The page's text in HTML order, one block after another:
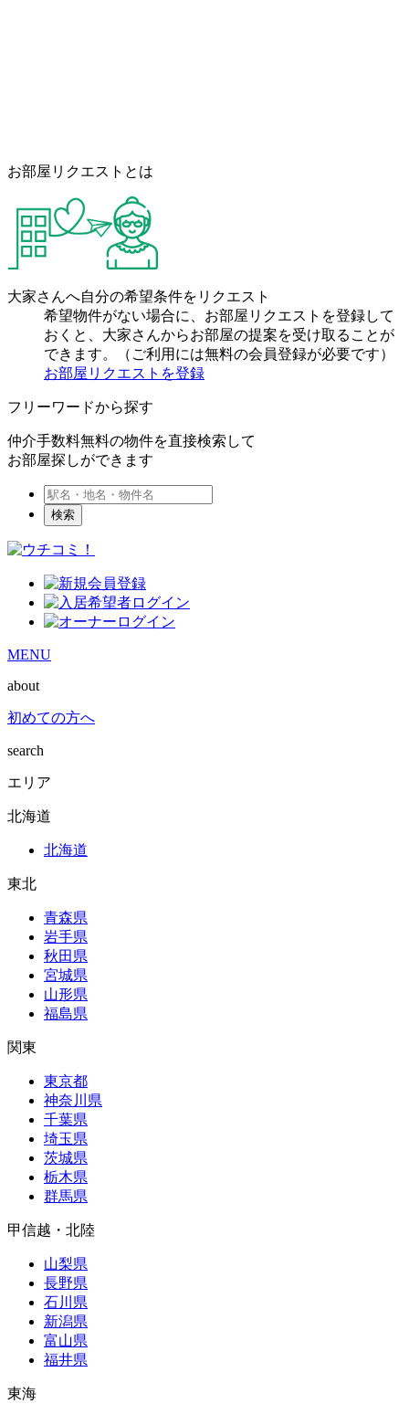
お部屋リクエストとは
大家さんへ自分の希望条件をリクエスト
希望物件がない場合に、お部屋リクエストを登録して
おくと、大家さんからお部屋の提案を受け取ることが
できます。（ご利用には無料の会員登録が必要です）
お部屋リクエストを登録
フリーワードから探す
仲介手数料無料の物件を直接検索して
お部屋探しができます
検索
MENU
about
初めての方へ
search
エリア
北海道
北海道
東北
青森県
岩手県
秋田県
宮城県
山形県
福島県
関東
東京都
神奈川県
千葉県
埼玉県
茨城県
栃木県
群馬県
甲信越・北陸
山梨県
長野県
石川県
新潟県
富山県
福井県
東海